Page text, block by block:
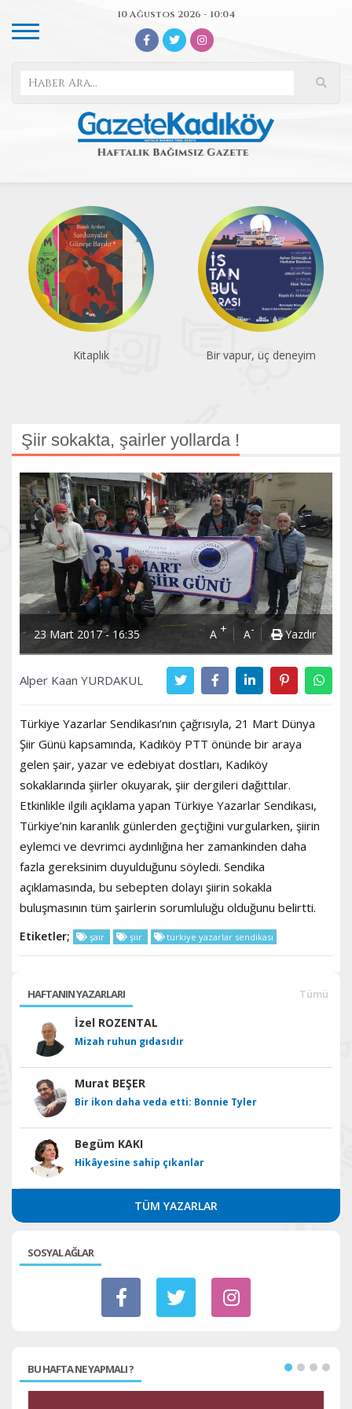
10 Ağustos 2026 - 10:04
Kitaplık Bir vapur, üç deneyim
Şiir sokakta, şairler yollarda !
23 Mart 2017 - 16:35 A + A- Yazdır
Alper Kaan YURDAKUL
Türkiye Yazarlar Sendikası’nın çağrısıyla, 21 Mart Dünya
Şiir Günü kapsamında, Kadıköy PTT önünde bir araya
gelen şair, yazar ve edebiyat dostları, Kadıköy
sokaklarında şiirler okuyarak, şiir dergileri dağıttılar.
Etkinlikle ilgili açıklama yapan Türkiye Yazarlar Sendikası,
Türkiye’nin karanlık günlerden geçtiğini vurgularken, şiirin
eylemci ve devrimci aydınlığına her zamankinden daha
fazla gereksinim duyulduğunu söyledi. Sendika
açıklamasında, bu sebepten dolayı şiirin sokakla
buluşmasının tüm şairlerin sorumluluğu olduğunu belirtti.
Etiketler; şair şiir türkiye yazarlar sendikası
HAFTANIN YAZARLARI Tümü
İzel ROZENTAL
Mizah ruhun gıdasıdır
Murat BEŞER
Bir ikon daha veda etti: Bonnie Tyler
Begüm KAKI
Hikâyesine sahip çıkanlar
TÜM YAZARLAR
SOSYAL AĞLAR
BU HAFTA NE YAPMALI ?